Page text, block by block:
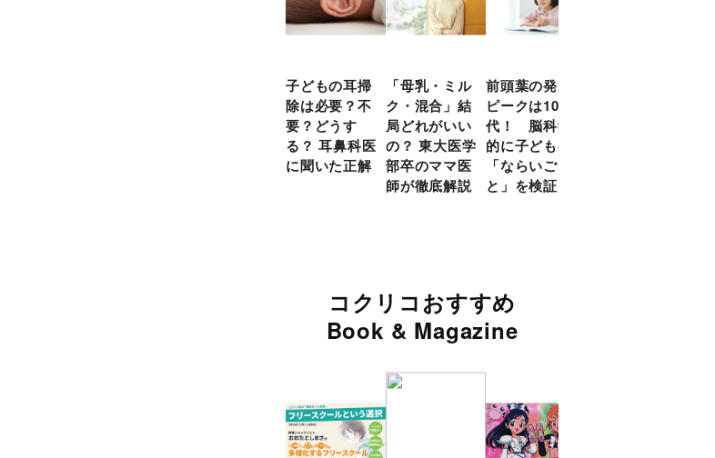
子どもの耳掃
除は必要？不
要？どうす
る？ 耳鼻科医
に聞いた正解
「母乳・ミル
ク・混合」結
局どれがいい
の？ 東大医学
部卒のママ医
師が徹底解説
前頭葉の発達
ピークは10
代！ 脳科学
的に子どもの
「ならいご
と」を検証
コクリコおすすめ
Book & Magazine